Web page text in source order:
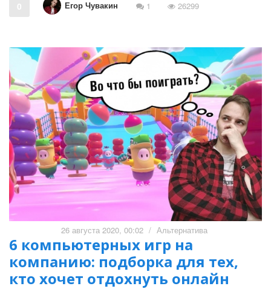
0 Егор Чувакин 1 26299
26 августа 2020, 00:02 / Альтернатива
6 компьютерных игр на
компанию: подборка для тех,
кто хочет отдохнуть онлайн